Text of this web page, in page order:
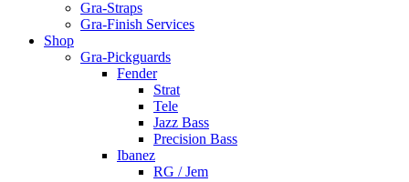
Gra-Straps
Gra-Finish Services
Shop
Gra-Pickguards
Fender
Strat
Tele
Jazz Bass
Precision Bass
Ibanez
RG / Jem